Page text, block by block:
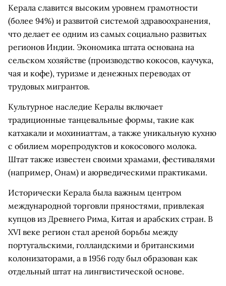
Керала славится высоким уровнем грамотности
(более 94%) и развитой системой здравоохранения,
что делает ее одним из самых социально развитых
регионов Индии. Экономика штата основана на
сельском хозяйстве (производство кокосов, каучука,
чая и кофе), туризме и денежных переводах от
трудовых мигрантов.
Культурное наследие Кералы включает
традиционные танцевальные формы, такие как
катхакали и мохиниаттам, а также уникальную кухню
с обилием морепродуктов и кокосового молока.
Штат также известен своими храмами, фестивалями
(например, Онам) и аюрведическими практиками.
Исторически Керала была важным центром
международной торговли пряностями, привлекая
купцов из Древнего Рима, Китая и арабских стран. В
XVI веке регион стал ареной борьбы между
португальскими, голландскими и британскими
колонизаторами, а в 1956 году был образован как
отдельный штат на лингвистической основе.